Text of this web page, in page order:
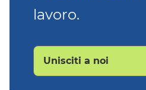
lavoro.
Unisciti a noi